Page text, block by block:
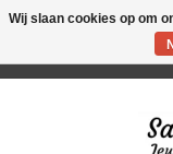
Wij slaan cookies op om